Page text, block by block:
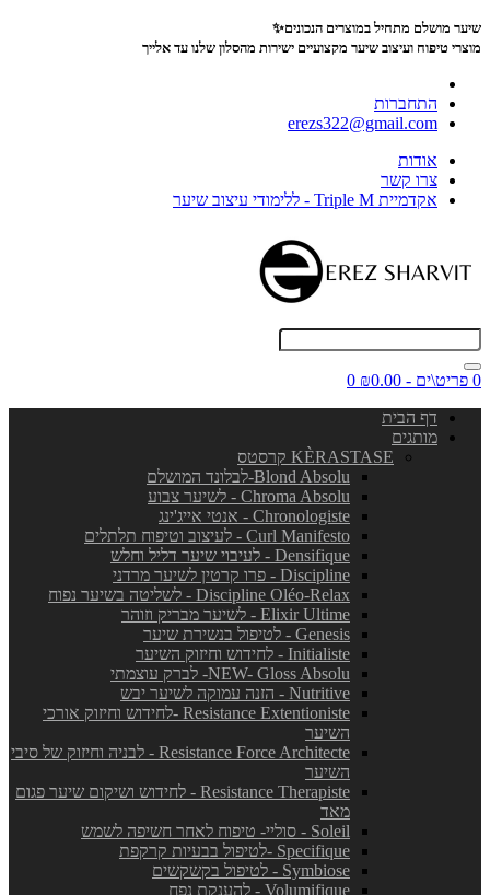
שיער מושלם מתחיל במוצרים הנכונים✨
מוצרי טיפוח ועיצוב שיער מקצועיים ישירות מהסלון שלנו עד אלייך
התחברות
erezs322@gmail.com
אודות
צרו קשר
אקדמיית Triple M - ללימודי עיצוב שיער
0 פריט\ים - ₪0.00
0
דף הבית
מותגים
KÈRASTASE קרסטס
Blond Absolu-לבלונד המושלם
Chroma Absolu - לשיער צבוע
Chronologiste - אנטי אייג'ינג
Curl Manifesto - לעיצוב וטיפוח תלתלים
Densifique - לעיבוי שיער דליל וחלש
Discipline - פרו קרטין לשיער מרדני
Discipline Oléo-Relax - לשליטה בשיער נפוח
Elixir Ultime - לשיער מבריק וזוהר
Genesis - לטיפול בנשירת שיער
Initialiste - לחידוש וחיזוק השיער
NEW- Gloss Absolu- לברק עוצמתי
Nutritive - הזנה עמוקה לשיער יבש
Resistance Extentioniste -לחידוש וחיזוק אורכי
השיער
Resistance Force Architecte - לבניה וחיזוק של סיבי
השיער
Resistance Therapiste - לחידוש ושיקום שיער פגום
מאד
Soleil - סוליי- טיפוח לאחר חשיפה לשמש
Specifique -לטיפול בבעיות קרקפת
Symbiose - לטיפול בקשקשים
Volumifique - להענקת נפח